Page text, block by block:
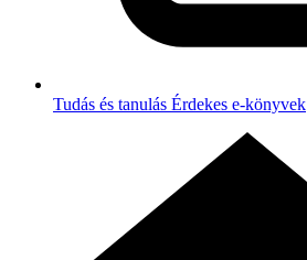
Tudás és tanulás Érdekes e-könyvek